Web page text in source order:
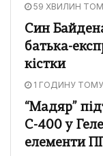
59 ХВИЛИН
Син
батька-
кістки
1 ГОДИНУ ТОМУ
“Мадяр”
С-400 у
елементи